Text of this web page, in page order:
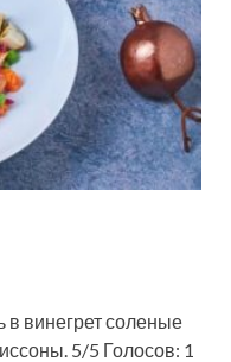
в винегрет соленые
5/5 Голосов: 1